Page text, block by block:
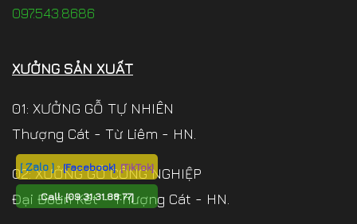
[ Zalo ] [Facebook] [TikTok]
Call:[09.31.31.88.77]
097.543.8686
XƯỞNG SẢN XUẤT
01: XƯỞNG GỖ TỰ NHIÊN
Thượng Cát - Từ Liêm - HN.
02: XƯỞNG GỖ CÔNG NGHIỆP
Đại Đoàn Kết - Thượng Cát - HN.